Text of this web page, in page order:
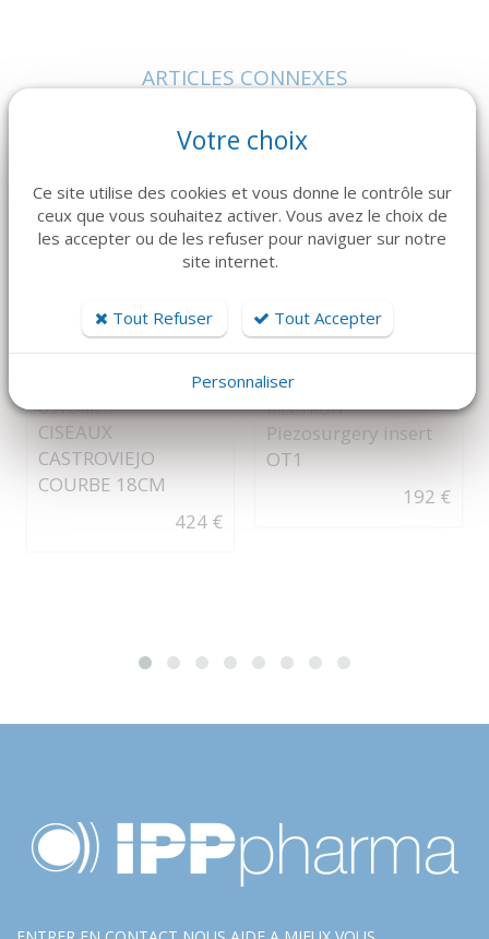
ARTICLES CONNEXES
produits plébiscités par nos clients
USTOMED
CISEAUX
CASTROVIEJO
COURBE 18CM
424 €
MECTRON
Piezosurgery insert
OT1
192 €
Votre choix
Ce site utilise des cookies et vous donne le contrôle sur
ceux que vous souhaitez activer. Vous avez le choix de
les accepter ou de les refuser pour naviguer sur notre
site internet.
Tout Refuser Tout Accepter
Personnaliser